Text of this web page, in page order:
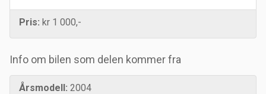
Pris: kr 1 000,-
Info om bilen som delen kommer fra
Årsmodell: 2004